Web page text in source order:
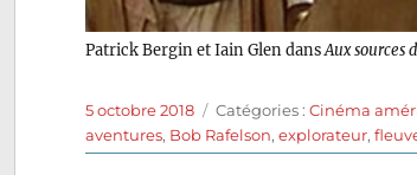
Patrick Bergin et Iain Glen dansAux sources
Publié
le
5 octobre 2018 Catégories
Catégories :Cinéma
aventures, Bob Rafelson,explorateur,